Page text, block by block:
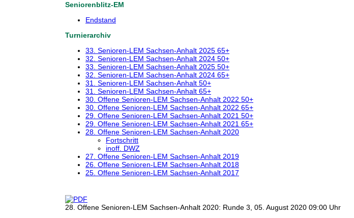
Seniorenblitz-EM
Endstand
Turnierarchiv
33. Senioren-LEM Sachsen-Anhalt 2025 65+
32. Senioren-LEM Sachsen-Anhalt 2024 50+
33. Senioren-LEM Sachsen-Anhalt 2025 50+
32. Senioren-LEM Sachsen-Anhalt 2024 65+
31. Senioren-LEM Sachsen-Anhalt 50+
31. Senioren-LEM Sachsen-Anhalt 65+
30. Offene Senioren-LEM Sachsen-Anhalt 2022 50+
30. Offene Senioren-LEM Sachsen-Anhalt 2022 65+
29. Offene Senioren-LEM Sachsen-Anhalt 2021 50+
29. Offene Senioren-LEM Sachsen-Anhalt 2021 65+
28. Offene Senioren-LEM Sachsen-Anhalt 2020
Fortschritt
inoff. DWZ
27. Offene Senioren-LEM Sachsen-Anhalt 2019
26. Offene Senioren-LEM Sachsen-Anhalt 2018
25. Offene Senioren-LEM Sachsen-Anhalt 2017
28. Offene Senioren-LEM Sachsen-Anhalt 2020: Runde 3, 05. August 2020 09:00 Uhr